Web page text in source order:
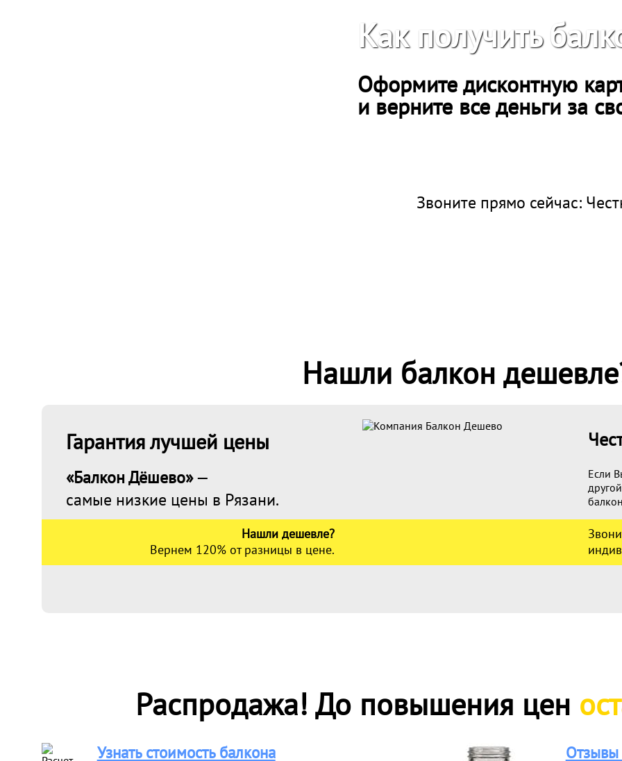
Как получить
Оформите дисконтную
и верните все деньги за
Звоните прямо сейчас:
Нашли балкон
Гарантия лучшей цены
«Балкон Дёшево»—
самые низкие цены в Рязани.
Нашли дешевле?
Вернем 120% от разницы в цене.
Если
Распродажа! До повышения цен
Узнать стоимость балкона Отзывы